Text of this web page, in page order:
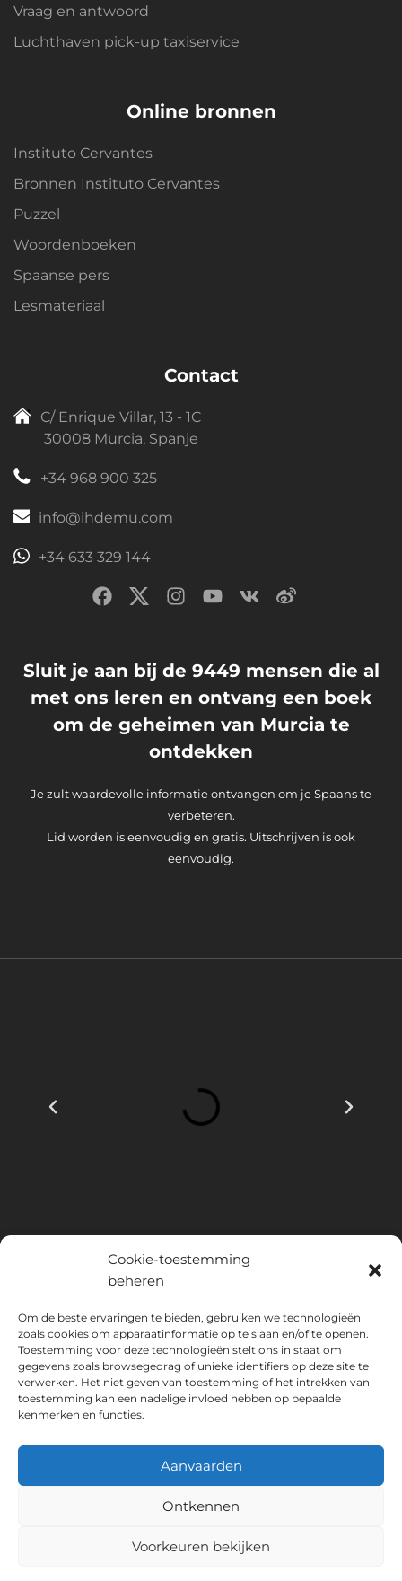
Cookie-toestemming
beheren
Om de beste ervaringen te bieden, gebruiken we technologieën
zoals cookies om apparaatinformatie op te slaan en/of te openen.
Toestemming voor deze technologieën stelt ons in staat om
gegevens zoals browsegedrag of unieke identifiers op deze site te
verwerken. Het niet geven van toestemming of het intrekken van
toestemming kan een nadelige invloed hebben op bepaalde
kenmerken en functies.
Aanvaarden
Ontkennen
Voorkeuren bekijken
Vraag en antwoord
Luchthaven pick-up taxiservice
Online bronnen
Instituto Cervantes
Bronnen Instituto Cervantes
Puzzel
Woordenboeken
Spaanse pers
Lesmateriaal
Contact
C/ Enrique Villar, 13 - 1C
30008 Murcia, Spanje
+34 968 900 325
info@ihdemu.com
+34 633 329 144
Sluit je aan bij de 9449 mensen die al
met ons leren en ontvang een boek
om de geheimen van Murcia te
ontdekken
Je zult waardevolle informatie ontvangen om je Spaans te
verbeteren.
Lid worden is eenvoudig en gratis. Uitschrijven is ook
eenvoudig.
INSTITUTO HISPANICO DE MURCIA, SOCIEDAD LIMITADA is de
begunstigde van het Europees Fonds voor Regionale Ontwikkeling,
dat tot doel heeft het gebruik en de kwaliteit van informatie- en
communicatietechnologieën en hun toegankelijkheid te ontwikkelen,
en dankzij welke het de volgende oplossingen heeft
geïmplementeerd: online aanwezigheid via zijn Website. De huidige
maatregel vond plaats in 2020. Daartoe werd het ondersteund door
Boekingsvoorwaarden
Cookiebeleid